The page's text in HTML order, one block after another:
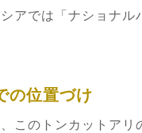
アでは「ナショナ
の位置づけ
このトンカットア